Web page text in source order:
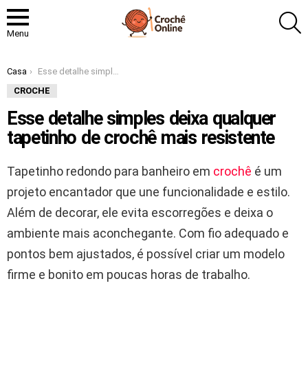
Menu
Você está aqui:
Casa
Esse detalhe simples deixa qualquer tapetinho de crochê mais resistente
CROCHE
Esse detalhe simples deixa qualquer
tapetinho de crochê mais resistente
Tapetinho redondo para banheiro em crochê é um
projeto encantador que une funcionalidade e estilo.
Além de decorar, ele evita escorregões e deixa o
ambiente mais aconchegante. Com fio adequado e
pontos bem ajustados, é possível criar um modelo
firme e bonito em poucas horas de trabalho.